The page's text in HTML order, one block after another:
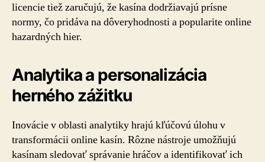
licencie tiež zaručujú, že kasína dodržiavajú prísne
normy, čo pridáva na dôveryhodnosti a popularite online
hazardných hier.
Analytika a personalizácia
herného zážitku
Inovácie v oblasti analytiky hrajú kľúčovú úlohu v
transformácii online kasín. Rôzne nástroje umožňujú
kasínam sledovať správanie hráčov a identifikovať ich